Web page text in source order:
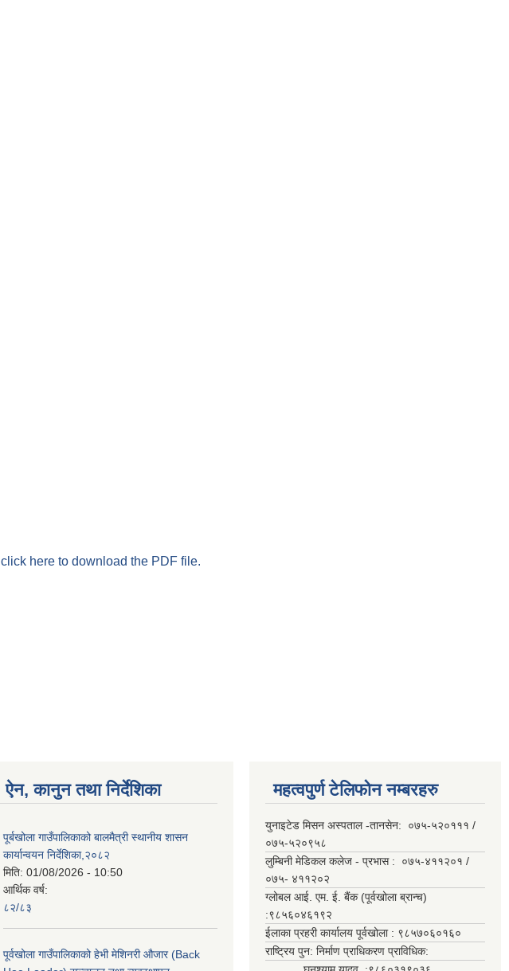
click here to download the PDF file.
ऐन, कानुन तथा निर्देशिका
पूर्बखोला गाउँपालिकाको बालमैत्री स्थानीय शासन
कार्यान्वयन निर्देशिका,२०८२
मिति: 01/08/2026 - 10:50
आर्थिक वर्ष:
८२/८३
पूर्वखोला गाउँपालिकाको हेभी मेशिनरी औजार (Back
महत्वपुर्ण टेलिफोन नम्बरहरु
युनाइटेड मिसन अस्पताल -तानसेन: ०७५-५२०१११ /
०७५-५२०९५८
लुम्बिनी मेडिकल कलेज - प्रभास : ०७५-४११२०१ /
०७५- ४११२०२
ग्लोबल आई. एम. ई. बैंक (पूर्वखोला ब्रान्च)
:९८५६०४६१९२
ईलाका प्रहरी कार्यालय पूर्वखोला : ९८५७०६०१६०
राष्ट्रिय पुन: निर्माण प्राधिकरण प्राविधिक: